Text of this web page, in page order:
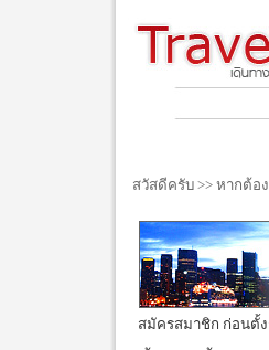
สวัสดีครับ >> หากต้อ
สมัครสมาชิก ก่อนตั้